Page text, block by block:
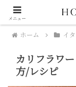
ホーム イ
カリフラワ
方/レシピ
メニュー